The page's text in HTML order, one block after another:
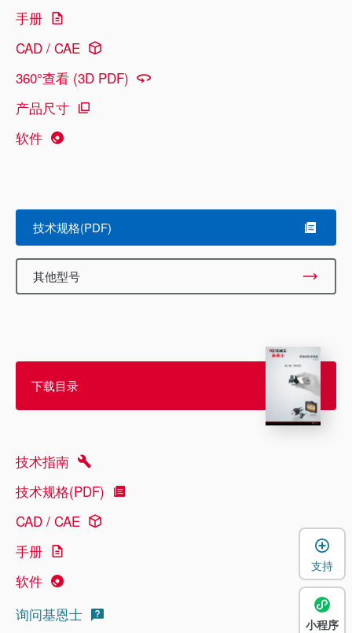
手册
CAD / CAE
360°查看 (3D PDF)
产品尺寸
软件
技术规格(PDF)
其他型号
下载目录
技术指南
技术规格(PDF)
CAD / CAE
手册
软件
询问基恩士
支持
小程序